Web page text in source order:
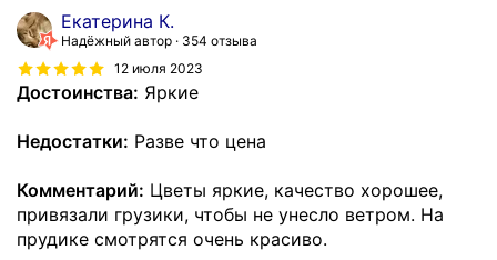
Екатерина К.
Надёжный автор
354 отзыва
12 июля 2023
Достоинства: Яркие
Недостатки: Разве что цена
Комментарий: Цветы яркие, качество хорошее,
привязали грузики, чтобы не унесло ветром. На
прудике смотрятся очень красиво.